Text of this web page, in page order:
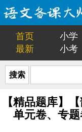
首页 小学
最新
小考
搜索
【精品题库】
单元卷、专题